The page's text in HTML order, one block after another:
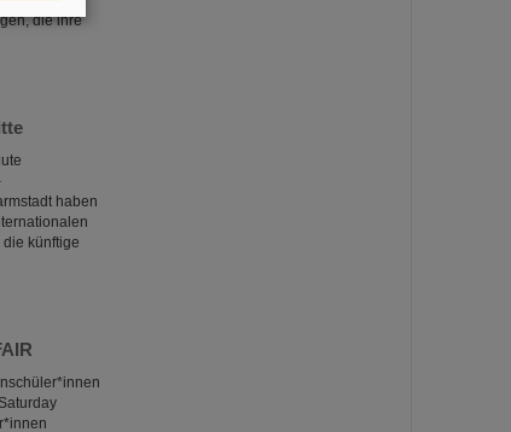
die ihre
haben
künftige